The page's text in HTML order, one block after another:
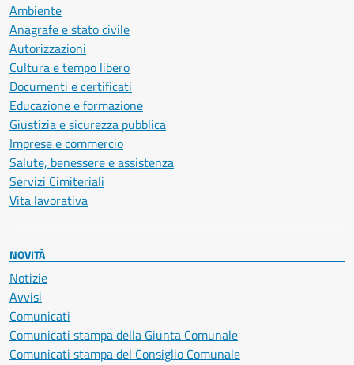
Ambiente
Anagrafe e stato civile
Autorizzazioni
Cultura e tempo libero
Documenti e certificati
Educazione e formazione
Giustizia e sicurezza pubblica
Imprese e commercio
Salute, benessere e assistenza
Servizi Cimiteriali
Vita lavorativa
NOVITÀ
Notizie
Avvisi
Comunicati
Comunicati stampa della Giunta Comunale
Comunicati stampa del Consiglio Comunale